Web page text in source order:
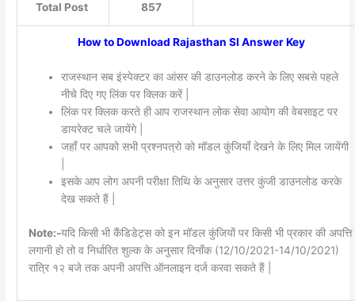
Total Post 857
How to Download Rajasthan SI Answer Key
राजस्थान सब इंस्पेक्टर का आंसर की डाउनलोड करने के लिए सबसे पहले
नीचे दिए गए लिंक पर क्लिक करें |
लिंक पर क्लिक करते ही आप राजस्थान लोक सेवा आयोग की वेबसाइट पर
डायरेक्ट चले जायेंगे |
जहाँ पर आपको सभी प्रश्नपत्रो को मॉडल कुंजियाँ देखने के लिए मिल जायेंगी
इसके आप लोग अपनी परीक्षा तिथि के अनुसार उत्तर कुंजी डाउनलोड करके
देख सकते हैं |
Note:-यदि किसी भी कैंडिडेट्स को इन मॉडल कुंजियों पर किसी भी प्रकार की अपत्ति
लगानी हो तो व निर्धारित शुल्क के अनुसार दिनाँक (12/10/2021-14/10/2021)
रात्रि १२ बजे तक अपनी अपत्ति ऑनलाइन दर्ज करवा सकते हैं |